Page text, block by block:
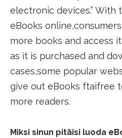
electronic devices.” With
eBooks
more books and access
as it is purchased and
cases,some popular
give out eBooks ftaifree
more readers.
Miksi sinun pitäisi luoda